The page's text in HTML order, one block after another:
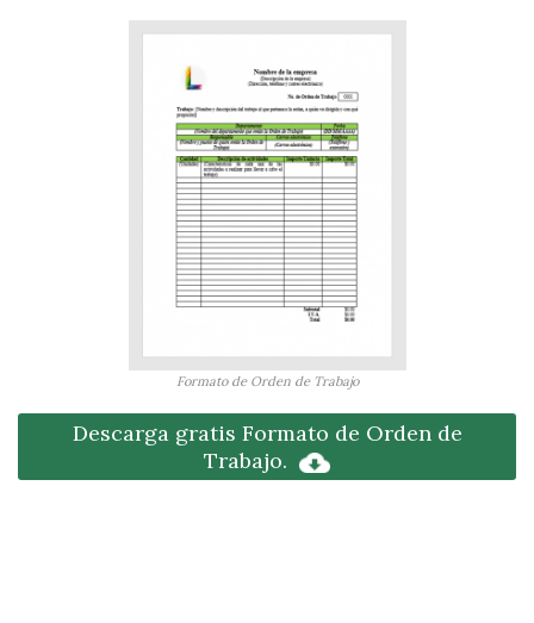
Formato de Orden de Trabajo
Descarga gratis Formato de Orden de
Trabajo.